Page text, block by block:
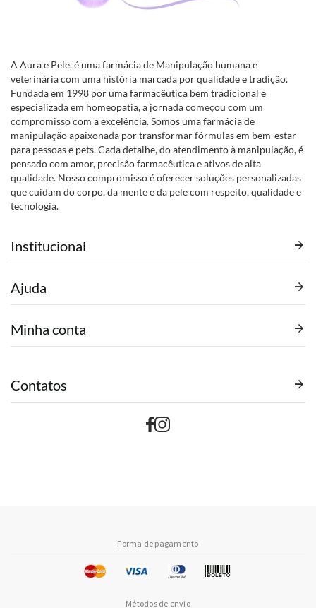
A Aura e Pele, é uma farmácia de Manipulação humana e
veterinária com uma história marcada por qualidade e tradição.
Fundada em 1998 por uma farmacêutica bem tradicional e
especializada em homeopatia, a jornada começou com um
compromisso com a excelência. Somos uma farmácia de
manipulação apaixonada por transformar fórmulas em bem-estar
para pessoas e pets. Cada detalhe, do atendimento à manipulação, é
pensado com amor, precisão farmacêutica e ativos de alta
qualidade. Nosso compromisso é oferecer soluções personalizadas
que cuidam do corpo, da mente e da pele com respeito, qualidade e
tecnologia.
Institucional
Ajuda
Minha conta
Contatos
Forma de pagamento
Métodos de envio